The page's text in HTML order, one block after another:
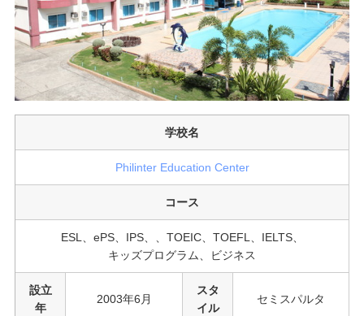
学校名
Philinter Education Center
コース
ESL、ePS、IPS、、TOEIC、TOEFL、IELTS、
キッズプログラム、ビジネス
設立
年
2003年6月
スタ
イル
セミスパルタ